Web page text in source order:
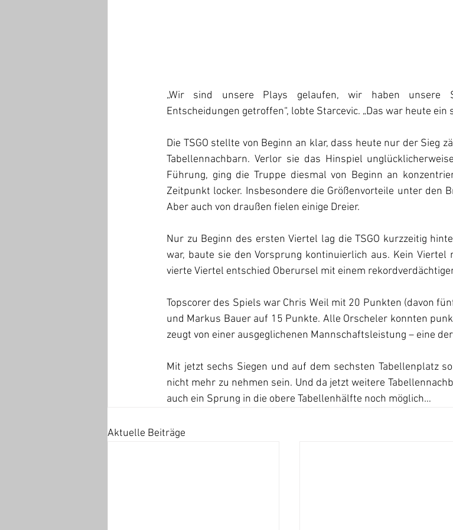
„Wir sind unsere Plays gelaufen, wir haben unsere
Entscheidungen getroffen“, lobte Starcevic. „Das war heute ein
Die TSGO stellte von Beginn an klar, dass heute nur der Sieg
Tabellennachbarn. Verlor sie das Hinspiel
Führung, ging die Truppe diesmal von Beginn an
Zeitpunkt locker. Insbesondere die Größenvorteile unter den
Aber auch von draußen fielen einige Dreier.
Nur zu Beginn des ersten Viertel lag die TSGO kurzzeitig
war, baute sie den Vorsprung kontinuierlich aus. Kein Viertel
vierte Viertel entschied Oberursel mit einem
Topscorer des Spiels war Chris Weil mit 20 Punkten (davon
und Markus Bauer auf 15 Punkte. Alle Orscheler konnten
zeugt von einer ausgeglichenen Mannschaftsleistung – eine
Mit jetzt sechs Siegen und auf dem sechsten Tabellenplatz
nicht mehr zu nehmen sein. Und da jetzt weitere
auch ein Sprung in die obere Tabellenhälfte noch möglich…
Aktuelle Beiträge